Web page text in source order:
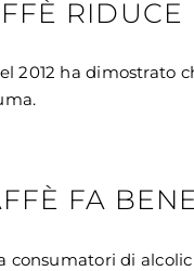
2012 ha dimostrato
FA
consumatori di